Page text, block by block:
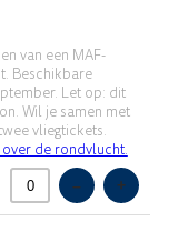
– +
van een MAF-
Beschikbare
Let op: dit
Wil je samen met
vliegtickets.
de rondvlucht.